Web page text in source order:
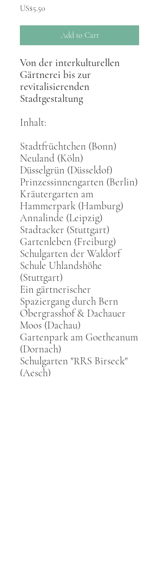
US$5.50
Add to Cart
Von der interkulturellen
Gärtnerei bis zur
revitalisierenden
Stadtgestaltung
Inhalt:
Stadtfrüchtchen (Bonn)
Neuland (Köln)
Düsselgrün (Düsseldof)
Prinzessinnengarten (Berlin)
Kräutergarten am
Hammerpark (Hamburg)
Annalinde (Leipzig)
Stadtacker (Stuttgart)
Gartenleben (Freiburg)
Schulgarten der Waldorf
Schule Uhlandshöhe
(Stuttgart)
Ein gärtnerischer
Spaziergang durch Bern
Obergrasshof & Dachauer
Moos (Dachau)
Gartenpark am Goetheanum
(Dornach)
Schulgarten "RRS Birseck"
(Aesch)